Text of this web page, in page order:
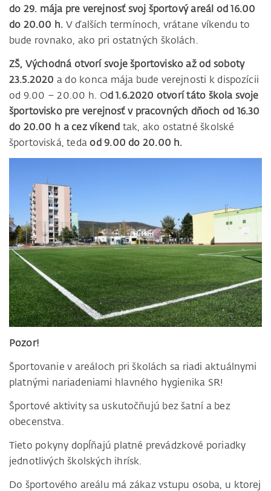
do 29. mája pre verejnosť svoj športový areál od 16.00
do 20.00 h. V ďalších termínoch, vrátane víkendu to
bude rovnako, ako pri ostatných školách.
ZŠ, Východná otvorí svoje športovisko až od soboty
23.5.2020 a do konca mája bude verejnosti k dispozícii
od 9.00 – 20.00 h. Od 1.6.2020 otvorí táto škola svoje
športovisko pre verejnosť v pracovných dňoch od 16.30
do 20.00 h a cez víkend tak, ako ostatné školské
športoviská, tedaod 9.00 do 20.00 h.
Pozor!
Športovanie v areáloch pri školách sa riadi aktuálnymi
platnými nariadeniami hlavného hygienika SR!
Športové aktivity sa uskutočňujú bez šatní a bez
obecenstva.
Tieto pokyny dopĺňajú platné prevádzkové poriadky
jednotlivých školských ihrísk.
Do športového areálu má zákaz vstupu osoba, u ktorej